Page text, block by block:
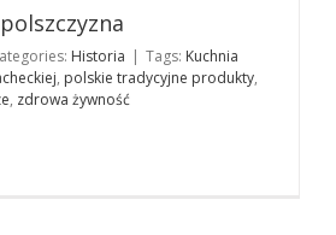
Historia | Tags: Kuchnia
, polskie tradycyjne produkty,
, zdrowa żywność